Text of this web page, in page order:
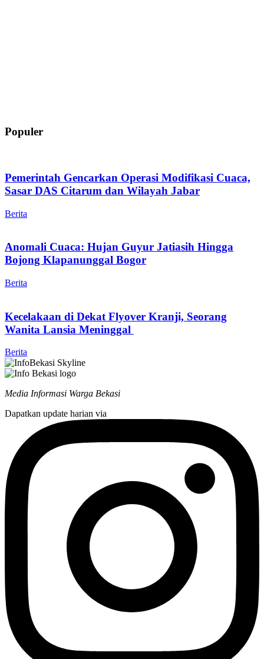
Populer
Pemerintah Gencarkan Operasi Modifikasi Cuaca,
Sasar DAS Citarum dan Wilayah Jabar
Berita
Anomali Cuaca: Hujan Guyur Jatiasih Hingga
Bojong Klapanunggal Bogor
Berita
Kecelakaan di Dekat Flyover Kranji, Seorang
Wanita Lansia Meninggal
Berita
Media Informasi Warga Bekasi
Dapatkan update harian via